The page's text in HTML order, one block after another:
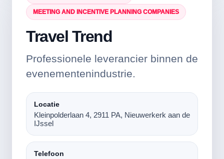
MEETING AND INCENTIVE PLANNING COMPANIES
Travel Trend
Professionele leverancier binnen de
evenementenindustrie.
Locatie
Kleinpolderlaan 4, 2911 PA, Nieuwerkerk aan de
IJssel
Telefoon